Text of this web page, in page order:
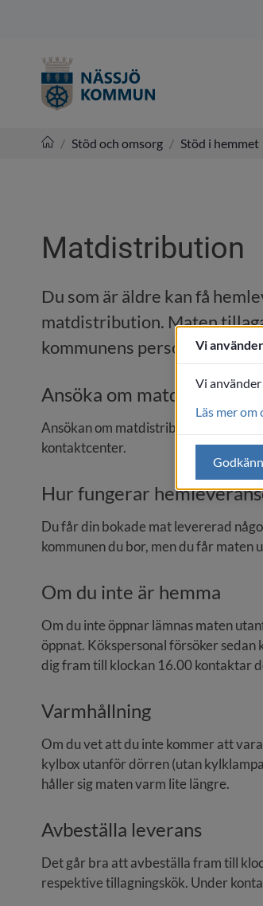
/ Stöd och omsorg / Stöd i hemmet
Matdistribution
Du som är äldre kan få
matdistribution. Maten
kommunens personal.
Ansöka om
Ansökan om matdistribution görs via
kontaktcenter.
Hur fungerar
Du får din bokade mat levererad
kommunen du bor, men du får maten
Om du inte är hemma
Om du inte öppnar lämnas maten
öppnat. Kökspersonal försöker
dig fram till klockan 16.00 kontaktar
Varmhållning
Om du vet att du inte kommer att
kylbox utanför dörren (utan
håller sig maten varm lite längre.
Avbeställa leverans
Det går bra att avbeställa fram till
respektive tillagningskök. Under
Vi
Vi
Läs mer om